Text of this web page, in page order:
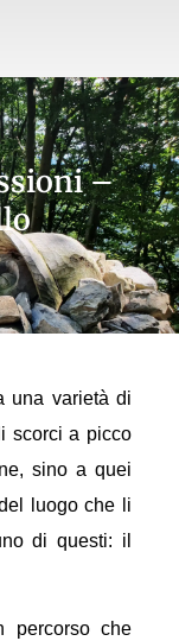
–
una varietà di
scorci a picco
sino a quei
luogo che li
di questi: il
percorso che